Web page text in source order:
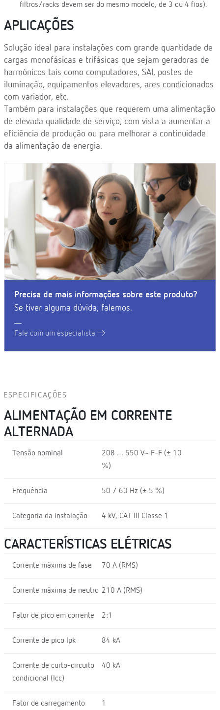
filtros/racks devem ser do mesmo modelo, de 3 ou 4 fios).
APLICAÇÕES
Solução ideal para instalações com grande quantidade de
cargas monofásicas e trifásicas que sejam geradoras de
harmónicos tais como computadores, SAI, postes de
iluminação, equipamentos elevadores, ares condicionados
com variador, etc.
Também para instalações que requerem uma alimentação
de elevada qualidade de serviço, com vista a aumentar a
eficiência de produção ou para melhorar a continuidade
da alimentação de energia.
Precisa de mais informações sobre este produto?
Se tiver alguma dúvida, falemos.
Fale com um especialista
ESPECIFICAÇÕES
ALIMENTAÇÃO EM CORRENTE
ALTERNADA
Tensão nominal
208 … 550 V~ F-F (± 10
%)
Frequência 50 / 60 Hz (± 5 %)
Categoria da instalação 4 kV, CAT III Classe 1
CARACTERÍSTICAS ELÉTRICAS
Corrente máxima de fase 70 A (RMS)
Corrente máxima de neutro 210 A (RMS)
Fator de pico em corrente 2:1
Corrente de pico Ipk 84 kA
Corrente de curto-circuito
condicional (Icc)
40 kA
Fator de carregamento 1